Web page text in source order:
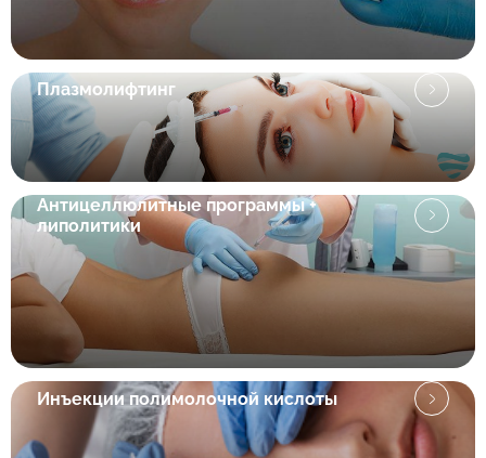
Плазмолифтинг
Антицеллюлитные программы +
липолитики
Инъекции полимолочной кислоты